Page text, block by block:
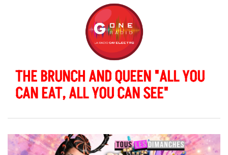
THE BRUNCH AND QUEEN "ALL YOU
CAN EAT, ALL YOU CAN SEE"